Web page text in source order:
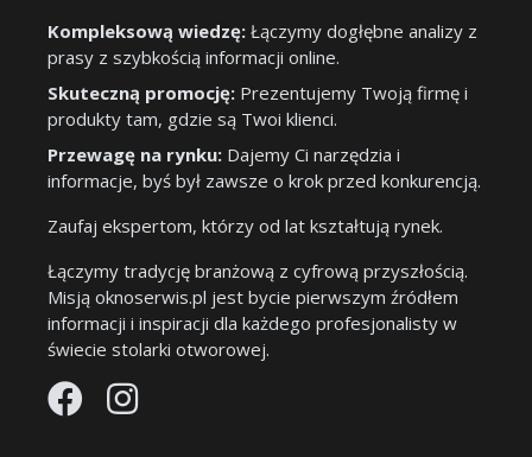
Kompleksową wiedzę: Łączymy dogłębne analizy z
prasy z szybkością informacji online.
Skuteczną promocję: Prezentujemy Twoją firmę i
produkty tam, gdzie są Twoi klienci.
Przewagę na rynku: Dajemy Ci narzędzia i
informacje, byś był zawsze o krok przed konkurencją.
Zaufaj ekspertom, którzy od lat kształtują rynek.
Łączymy tradycję branżową z cyfrową przyszłością.
Misją oknoserwis.pl jest bycie pierwszym źródłem
informacji i inspiracji dla każdego profesjonalisty w
świecie stolarki otworowej.